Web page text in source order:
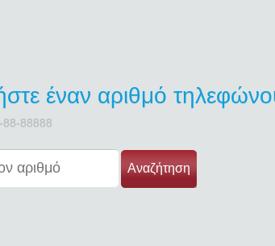
έναν αριθμό
88-88888
Αναζήτηση